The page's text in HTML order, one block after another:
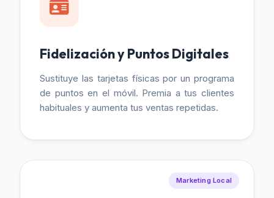
Fidelización y Puntos Digitales
Sustituye las tarjetas físicas por un programa
de puntos en el móvil. Premia a tus clientes
habituales y aumenta tus ventas repetidas.
Marketing Local